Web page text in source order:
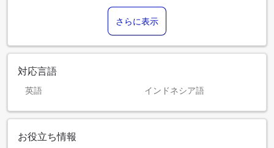
さらに表示
対応言語
英語 インドネシア語
お役立ち情報